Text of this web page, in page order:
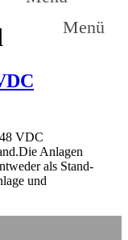
Menü
VDC
Anlagen
als Stand-
und